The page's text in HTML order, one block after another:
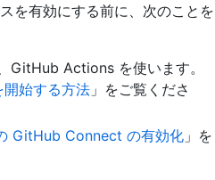
を有効にする前に、次のことを
GitHub Actions を使います。
始する方法 」をご覧くださ
GitHub Connect の有効化 」を